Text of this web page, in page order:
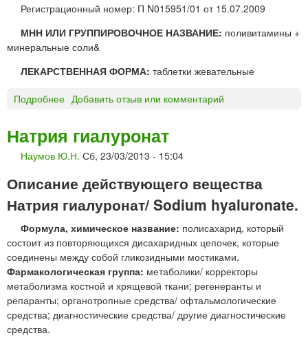
Е
т
а
л
и
«
А
г
л
-
Ф
р
е
н
ч
Д
Регистрационный номер: П N015951/01 от 15.07.2009
МНН ИЛИ ГРУППИРОВОЧНОЕ НАЗВАНИЕ: поливитамины +
минеральные соли&
ЛЕКАРСТВЕННАЯ ФОРМА: таблетки жевательные
Подробнее
Т
Р
М
Б
Э
Б
И
т
а
б
л
Добавить отзыв или комментарий
Натрия гиалуронат
Наумов Ю.Н. Сб, 23/03/2013 - 15:04
Описание действующего вещества
Натрия гиалуронат/ Sodium hyaluronate.
Формула, химическое название: полисахарид, который
состоит из повторяющихся дисахаридных цепочек, которые
соединены между собой гликозидными мостиками.
Фармакологическая группа: метаболики/ корректоры
метаболизма костной и хрящевой ткани; регенеранты и
репаранты; органотропные средства/ офтальмологические
средства; диагностические средства/ другие диагностические
средства.